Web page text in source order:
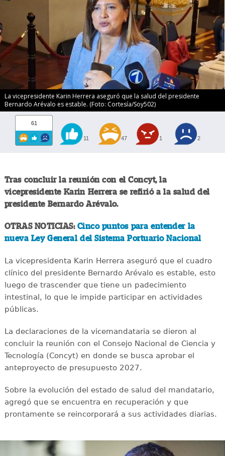
La vicepresidente Karin Herrera aseguró que la salud del presidente
Bernardo Arévalo es estable. (Foto: Cortesía/Soy502)
61
11 47 1 2
Tras concluir la reunión con el Concyt, la
vicepresidente Karin Herrera se refirió a la salud del
presidente Bernardo Arévalo.
OTRAS NOTICIAS: Cinco puntos para entender la
nueva Ley General del Sistema Portuario Nacional
La vicepresidenta Karin Herrera aseguró que el cuadro
clínico del presidente Bernardo Arévalo es estable, esto
luego de trascender que tiene un padecimiento
intestinal, lo que le impide participar en actividades
públicas.
La declaraciones de la vicemandataria se dieron al
concluir la reunión con el Consejo Nacional de Ciencia y
Tecnología (Concyt) en donde se busca aprobar el
anteproyecto de presupuesto 2027.
Sobre la evolución del estado de salud del mandatario,
agregó que se encuentra en recuperación y que
prontamente se reincorporará a sus actividades diarias.